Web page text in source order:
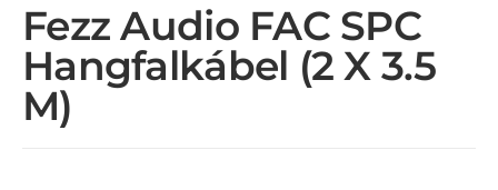
Fezz Audio FAC SPC
Hangfalkábel (2 X 3.5
M)